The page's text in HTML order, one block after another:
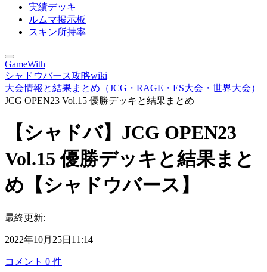
実績デッキ
ルムマ掲示板
スキン所持率
GameWith
シャドウバース攻略wiki
大会情報と結果まとめ（JCG・RAGE・ES大会・世界大会）
JCG OPEN23 Vol.15 優勝デッキと結果まとめ
【シャドバ】JCG OPEN23
Vol.15 優勝デッキと結果まと
め【シャドウバース】
最終更新:
2022年10月25日11:14
コメント 0 件